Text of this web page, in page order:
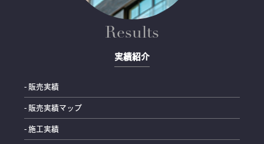
Results
実績紹介
- 販売実績
- 販売実績マップ
- 施工実績